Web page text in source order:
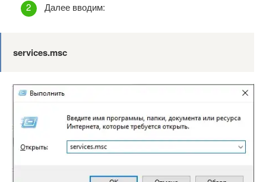
Далее вводим:
services.msc